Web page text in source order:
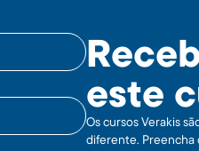
este
Os cursos Verakis
diferente. Preencha